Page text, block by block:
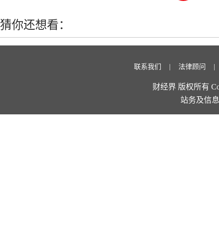
猜你还想看：
联系我们 法律顾问
财经界 版权所有
站务及信